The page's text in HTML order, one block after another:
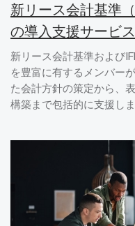
新リース会計基準
の導入支援サービス
新リース会計基準および
を豊富に有するメンバー
た会計方針の策定から、
構築まで包括的に支援しま